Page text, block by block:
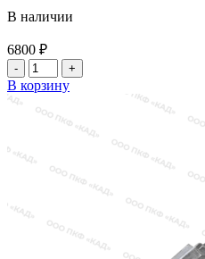
31.40.009
транспортера
(750
мм)
В наличии
6800 ₽
Количество
товара
Винт
(ось)
пружины
КО-105.08.00.007
натяжного
устройства
транспортера
КО-713
В корзину